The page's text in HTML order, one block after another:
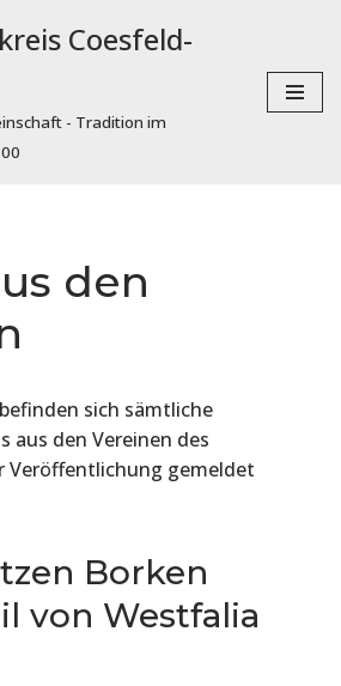
Coesfeld-
- Tradition im
den
sich sämtliche
aus den Vereinen des
Veröffentlichung gemeldet
Borken
von Westfalia